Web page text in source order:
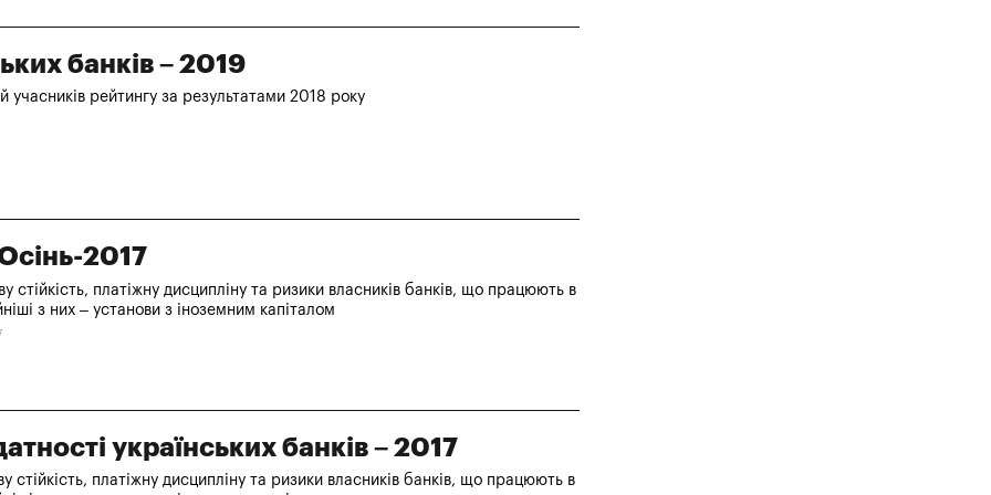
банків – 2019
учасників рейтингу за результатами 2018 року
2017
стійкість, платіжну дисципліну та ризики власників банків, що працюють в
з них – установи з іноземним капіталом
українських банків – 2017
стійкість, платіжну дисципліну та ризики власників банків, що працюють в